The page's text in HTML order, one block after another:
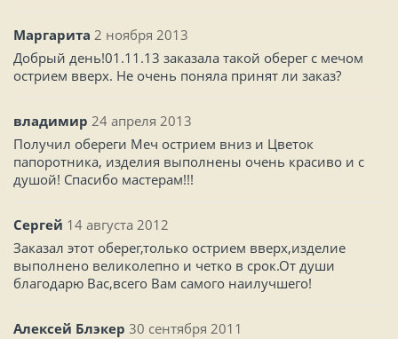
Маргарита 2 ноября 2013
Добрый день!01.11.13 заказала такой оберег с мечом
острием вверх. Не очень поняла принят ли заказ?
владимир 24 апреля 2013
Получил обереги Меч острием вниз и Цветок
папоротника, изделия выполнены очень красиво и с
душой! Спасибо мастерам!!!
Сергей 14 августа 2012
Заказал этот оберег,только острием вверх,изделие
выполнено великолепно и четко в срок.От души
благодарю Вас,всего Вам самого наилучшего!
Алексей Блэкер 30 сентября 2011